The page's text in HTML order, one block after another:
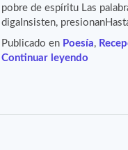
pobre de espíritu Las
digaInsisten,
Publicado en Poesía,
Continuar leyendo